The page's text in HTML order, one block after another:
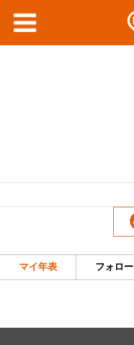
マイ年表 フォロー